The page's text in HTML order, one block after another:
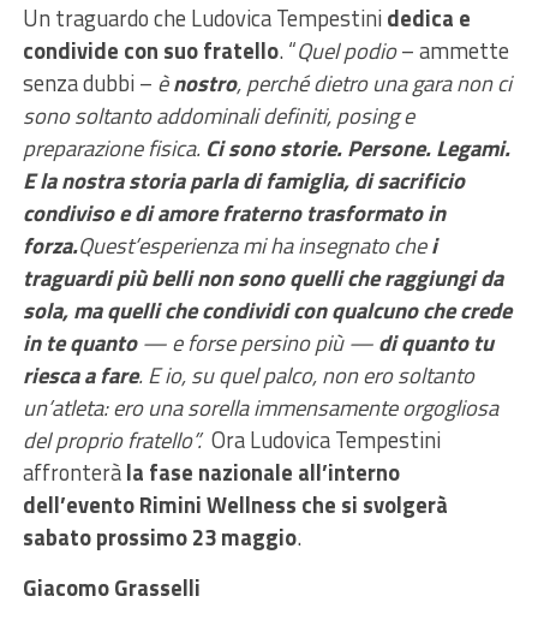
Un traguardo che Ludovica Tempestinidedica e
condivide con suo fratello. “Quel podio– ammette
senza dubbi – ènostro, perché dietro una gara non ci
sono soltanto addominali definiti, posing e
preparazione fisica. Ci sono storie. Persone. Legami.
E la nostra storia parla di famiglia, di sacrificio
condiviso e di amore fraterno trasformato in
forza.Quest’esperienza mi ha insegnato chei
traguardi più belli non sono quelli che raggiungi da
sola, ma quelli che condividi con qualcuno che crede
in te quanto— e forse persino più —di quanto tu
riesca a fare. E io, su quel palco, non ero soltanto
un’atleta: ero una sorella immensamente orgogliosa
del proprio fratello”.Ora Ludovica Tempestini
affronteràla fase nazionale all’interno
dell’evento Rimini Wellness che si svolgerà
sabato prossimo 23 maggio.
Giacomo Grasselli